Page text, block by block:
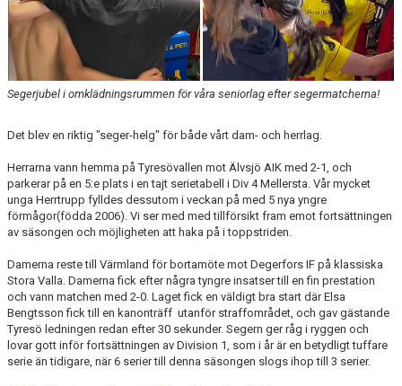
Segerjubel i omklädningsrummen för våra seniorlag efter segermatcherna!
Det blev en riktig "seger-helg" för både vårt dam- och herrlag.
Herrarna vann hemma på Tyresövallen mot Älvsjö AIK med 2-1, och
parkerar på en 5:e plats i en tajt serietabell i Div 4 Mellersta. Vår mycket
unga Herrtrupp fylldes dessutom i veckan på med 5 nya yngre
förmågor(födda 2006). Vi ser med med tillförsikt fram emot fortsättningen
av säsongen och möjligheten att haka på i toppstriden.
Damerna reste till Värmland för bortamöte mot Degerfors IF på klassiska
Stora Valla. Damerna fick efter några tyngre insatser till en fin prestation
och vann matchen med 2-0. Laget fick en väldigt bra start där Elsa
Bengtsson fick till en kanonträff utanför straffområdet, och gav gästande
Tyresö ledningen redan efter 30 sekunder. Segern ger råg i ryggen och
lovar gott inför fortsättningen av Division 1, som i år är en betydligt tuffare
serie än tidigare, när 6 serier till denna säsongen slogs ihop till 3 serier.